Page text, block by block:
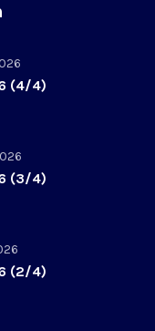
(4/4)
(3/4)
(2/4)